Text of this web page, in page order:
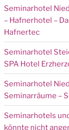
Seminarhotel
– Hafnerhotel –
Hafnertec
Seminarhotel
SPA Hotel
Seminarhotel
Seminarräume –
Seminarhotels
könnte nicht